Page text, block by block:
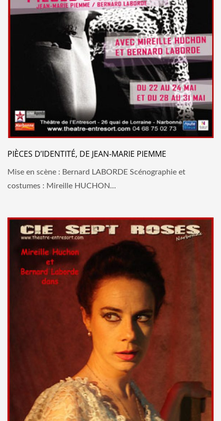
PIÈCES D’IDENTITÉ, DE JEAN-MARIE PIEMME
Mise en scène : Bernard LABORDE Scénographie et
costumes : Mireille HUCHON…